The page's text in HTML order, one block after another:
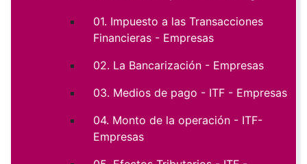
01. Impuesto a las Transacciones
Financieras - Empresas
02. La Bancarización - Empresas
03. Medios de pago - ITF - Empresas
04. Monto de la operación - ITF-
Empresas